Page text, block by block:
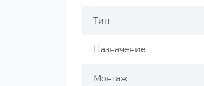
Тип
Назначение
Монтаж